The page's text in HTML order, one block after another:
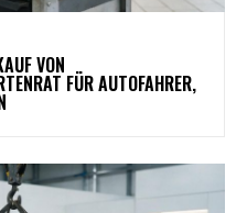
VON
FÜR AUTOFAHRER,